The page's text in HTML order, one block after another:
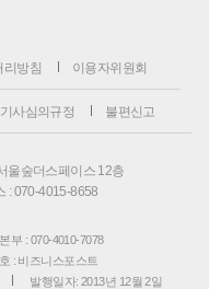
리방침 이용자위원회
기사심의규정 불편신고
울숲더스페이스 12층
: 070-4015-8658
부 : 070-4010-7078
: 비즈니스포스트
발행일자: 2013년 12월 2일